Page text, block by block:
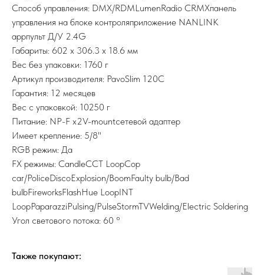
Способ управления: DMX/RDMLumenRadio CRMXпанель
управления на блоке контроляприложение NANLINK
appпульт Д/У 2.4G
Габариты: 602 x 306.3 x 18.6 мм
Вес без упаковки: 1760 г
Артикул производителя: PavoSlim 120C
Гарантия: 12 месяцев
Вес с упаковкой: 10250 г
Питание: NP-F x2V-mountсетевой адаптер
Имеет крепление: 5/8"
RGB режим: Да
FX режимы: CandleCCT LoopCop
car/PoliceDiscoExplosion/BoomFaulty bulb/Bad
bulbFireworksFlashHue LoopINT
LoopPaparazziPulsing/PulseStormTVWelding/Electric Soldering
Угол светового потока: 60 °
Также покупают: